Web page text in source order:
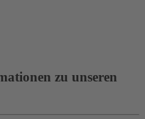
zu unseren